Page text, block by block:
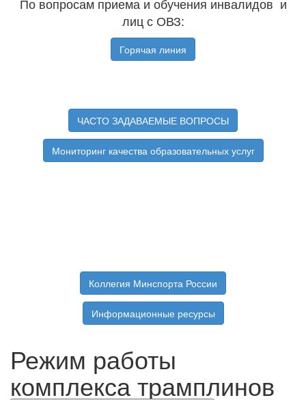
По вопросам приема и обучения инвалидов и
лиц с ОВЗ:
Горячая линия
ЧАСТО ЗАДАВАЕМЫЕ ВОПРОСЫ
Мониторинг качества образовательных услуг
Коллегия Минспорта России
Информационные ресурсы
Режим работы
комплекса трамплинов